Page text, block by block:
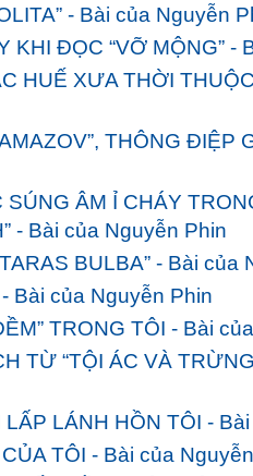
- Bài của Nguyễn
KHI ĐỌC “VỠ MỘNG” -
HUẾ XƯA THỜI
THÔNG ĐIỆP
ÂM Ỉ CHÁY
- Bài của Nguyễn Phin
BULBA” - Bài của
Bài của Nguyễn Phin
TRONG TÔI - Bài
TỪ “TỘI ÁC VÀ
LẤP LÁNH HỒN TÔI -
TÔI - Bài của